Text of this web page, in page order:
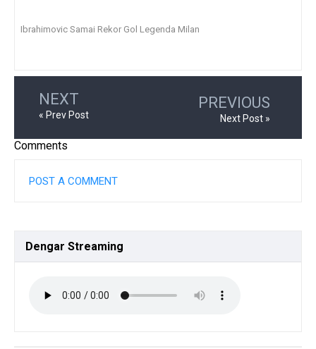
Ibrahimovic Samai Rekor Gol Legenda Milan
NEXT
« Prev Post
PREVIOUS
Next Post »
Comments
POST A COMMENT
Dengar Streaming